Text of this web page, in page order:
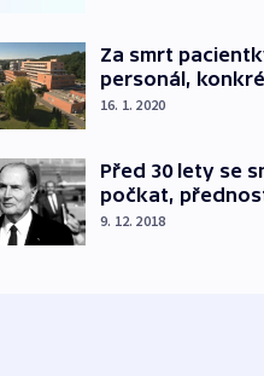
Za smrt
personál,
16. 1. 2020
Před 30 lety se
počkat,
9. 12. 2018